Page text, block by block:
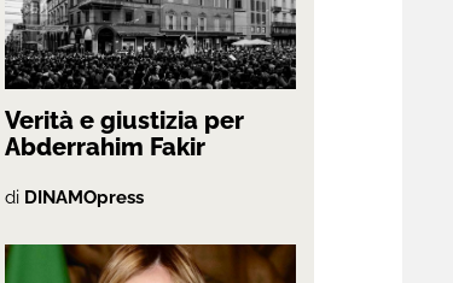
Verità e giustizia per
Abderrahim Fakir
di DINAMOpress